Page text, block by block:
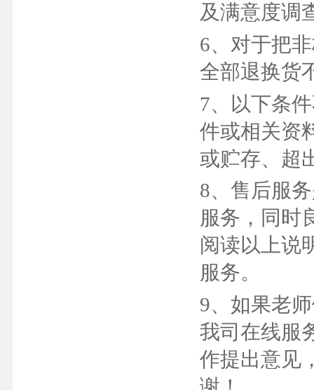
及满意度调
6、对于把
全部退换货
7、以下条
件或相关资
或贮存、超
8、售后服
服务，同时
阅读以上说
服务。
9、如果老
我司在线服
作提出意见